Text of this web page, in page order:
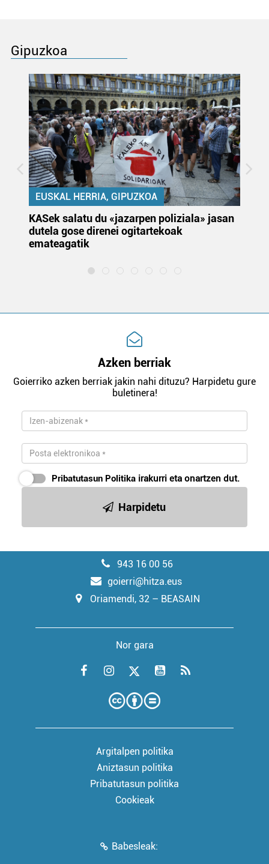
Gipuzkoa
EUSKAL HERRIA, GIPUZKOA
KASek salatu du «jazarpen poliziala» jasan
dutela gose direnei ogitartekoak
emateagatik
Azken berriak
Goierriko azken berriak jakin nahi dituzu? Harpidetu gure
buletinera!
Pribatutasun Politika irakurri eta onartzen dut.
Harpidetu
943 16 00 56
goierri@hitza.eus
Oriamendi, 32 – BEASAIN
Nor gara
Argitalpen politika
Aniztasun politika
Pribatutasun politika
Cookieak
Babesleak: